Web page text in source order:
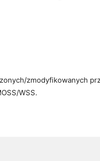
zmodyfikowanych
WSS.